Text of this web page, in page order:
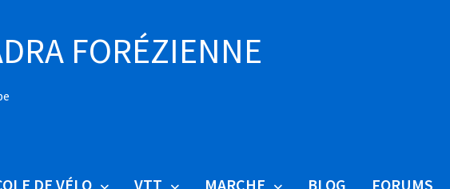
FORÉZIENNE
DE VÉLO VTT MARCHE BLOG FORUMS